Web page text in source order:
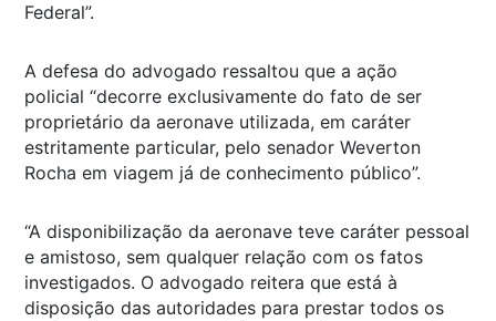
Federal”.
A defesa do advogado ressaltou que a ação
policial “decorre exclusivamente do fato de ser
proprietário da aeronave utilizada, em caráter
estritamente particular, pelo senador Weverton
Rocha em viagem já de conhecimento público”.
“A disponibilização da aeronave teve caráter pessoal
e amistoso, sem qualquer relação com os fatos
investigados. O advogado reitera que está à
disposição das autoridades para prestar todos os